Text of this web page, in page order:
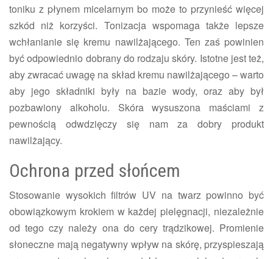
toniku z płynem micelarnym bo może to przynieść więcej
szkód niż korzyści. Tonizacja wspomaga także lepsze
wchłanianie się kremu nawilżającego. Ten zaś powinien
być odpowiednio dobrany do rodzaju skóry. Istotne jest też,
aby zwracać uwagę na skład kremu nawilżającego – warto
aby jego składniki były na bazie wody, oraz aby był
pozbawiony alkoholu. Skóra wysuszona maściami z
pewnością odwdzięczy się nam za dobry produkt
nawilżający.
Ochrona przed słońcem
Stosowanie wysokich filtrów UV na twarz powinno być
obowiązkowym krokiem w każdej pielęgnacji, niezależnie
od tego czy należy ona do cery trądzikowej. Promienie
słoneczne mają negatywny wpływ na skórę, przyspieszają